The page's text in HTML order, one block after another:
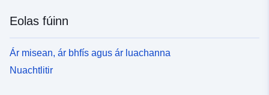
Eolas fúinn
Ár misean, ár bhfís agus ár luachanna
Nuachtlitir